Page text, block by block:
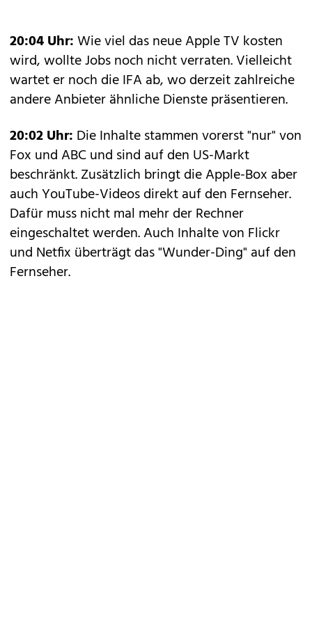
20:04 Uhr:Wie viel das neue Apple TV kosten
wird, wollte Jobs noch nicht verraten. Vielleicht
wartet er noch die IFA ab, wo derzeit zahlreiche
andere Anbieterähnliche Dienste präsentieren.
20:02 Uhr: Die Inhalte stammen vorerst "nur" von
Fox und ABC und sind auf den US-Markt
beschränkt. Zusätzlich bringt die Apple-Box aber
auch YouTube-Videos direkt auf den Fernseher.
Dafür muss nicht mal mehr der Rechner
eingeschaltet werden. Auch Inhalte von Flickr
und Netfix überträgt das "Wunder-Ding" auf den
Fernseher.